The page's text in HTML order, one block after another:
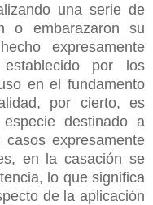
una serie de
o embarazaron su
expresamente
por los
en el fundamento
por cierto, es
destinado a
expresamente
en la casación se
lo que significa
de la aplicación